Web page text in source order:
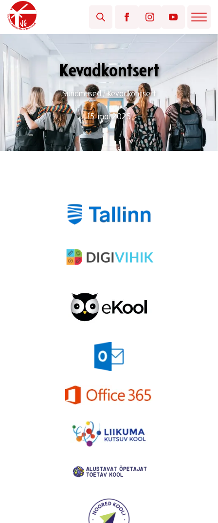
Kevadkontsert
Sündmused/Kevadkontsert
15. mai 2025